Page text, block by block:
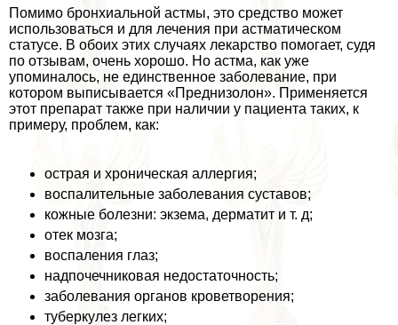
Помимо бронхиальной астмы, это средство может
использоваться и для лечения при астматическом
статусе. В обоих этих случаях лекарство помогает, судя
по отзывам, очень хорошо. Но астма, как уже
упоминалось, не единственное заболевание, при
котором выписывается «Преднизолон». Применяется
этот препарат также при наличии у пациента таких, к
примеру, проблем, как:
острая и хроническая аллергия;
воспалительные заболевания суставов;
кожные болезни: экзема, дерматит и т. д;
отек мозга;
воспаления глаз;
надпочечниковая недостаточность;
заболевания органов кроветворения;
туберкулез легких;